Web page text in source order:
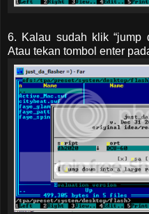
6. Kalau sudah klik “jump
Atau tekan tombol enter